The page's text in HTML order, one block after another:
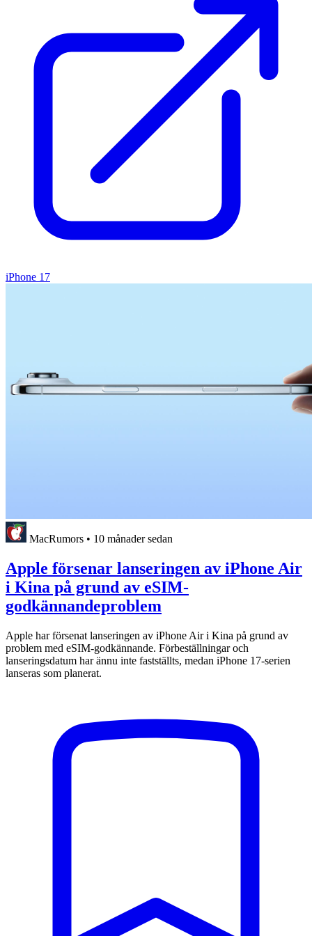
iPhone 17
MacRumors • 10 månader sedan
Apple försenar lanseringen av iPhone Air
i Kina på grund av eSIM-
godkännandeproblem
Apple har försenat lanseringen av iPhone Air i Kina på grund av
problem med eSIM-godkännande. Förbeställningar och
lanseringsdatum har ännu inte fastställts, medan iPhone 17-serien
lanseras som planerat.